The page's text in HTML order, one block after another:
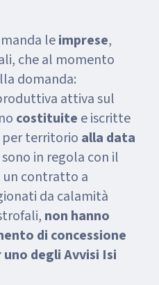
leimprese,
che al momento
domanda:
attiva sul
costituite e iscritte
per territorio alla data
sono in regola con il
un contratto a
da calamità
non hanno
di concessione
degli Avvisi Isi